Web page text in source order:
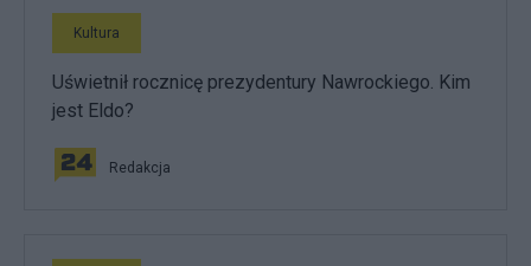
Kultura
Uświetnił rocznicę prezydentury Nawrockiego. Kim
jest Eldo?
Redakcja